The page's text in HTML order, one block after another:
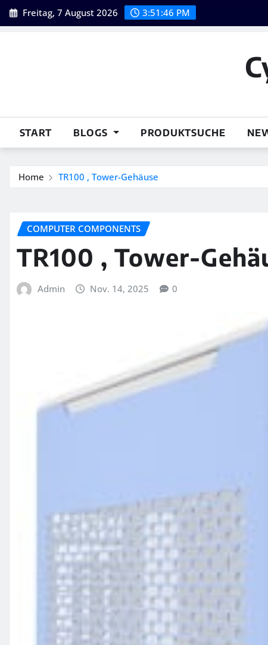
Skip
to
Freitag, 7 August 2026 3:51:47 PM
START BLOGS PRODUKTSUCHE
Home TR100 , Tower-Gehäuse
COMPUTER COMPONENTS
TR100 , Tower-
Admin Nov. 14, 2025 0